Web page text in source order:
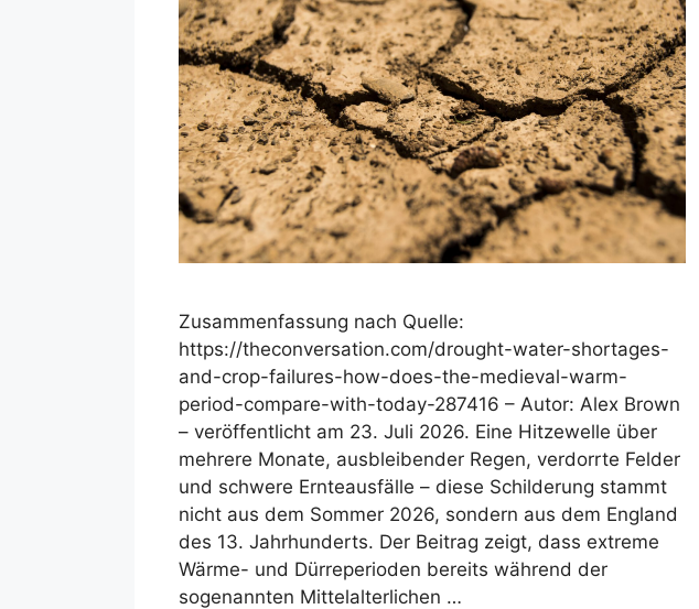
Zusammenfassung nach Quelle:
https://theconversation.com/drought-water-shortages-
and-crop-failures-how-does-the-medieval-warm-
period-compare-with-today-287416 – Autor: Alex Brown
– veröffentlicht am 23. Juli 2026. Eine Hitzewelle über
mehrere Monate, ausbleibender Regen, verdorrte Felder
und schwere Ernteausfälle – diese Schilderung stammt
nicht aus dem Sommer 2026, sondern aus dem England
des 13. Jahrhunderts. Der Beitrag zeigt, dass extreme
Wärme- und Dürreperioden bereits während der
sogenannten Mittelalterlichen …